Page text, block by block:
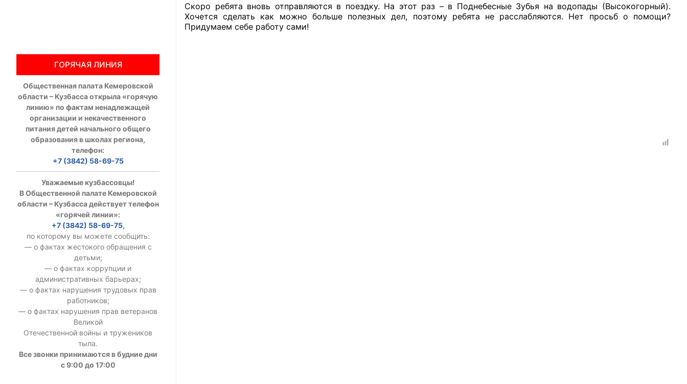
Документы ОП КО
Скоро ребята вновь отправляются в поездку. На этот раз – в Поднебесные Зубья на водопады (Высокогорный).
Хочется сделать как можно больше полезных дел, поэтому ребята не расслабляются. Нет просьб о помощи?
Придумаем себе работу сами!
ГОРЯЧАЯ ЛИНИЯ
Общественная палата Кемеровской
области – Кузбасса открыла «горячую
линию» по фактам ненадлежащей
организации и некачественного
питания детей начального общего
образования в школах региона,
телефон:
+7 (3842) 58-69-75
Уважаемые кузбассовцы!
В Общественной палате Кемеровской
области – Кузбасса действует телефон
«горячей линии»:
+7 (3842) 58-69-75,
по которому вы можете сообщить:
— о фактах жестокого обращения с
детьми;
— о фактах коррупции и
административных барьерах;
— о фактах нарушения трудовых прав
работников;
— о фактах нарушения прав ветеранов
Великой
Отечественной войны и тружеников
тыла.
Все звонки принимаются в будние дни
с 9:00 до 17:00